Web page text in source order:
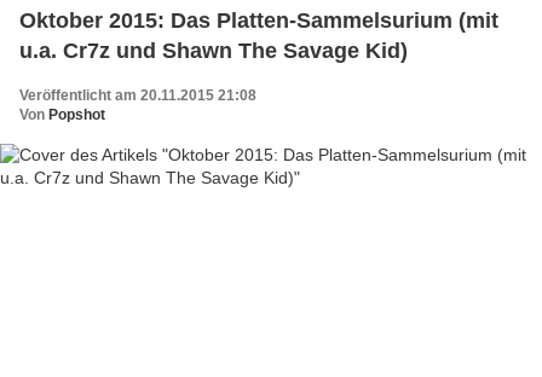
Oktober 2015: Das Platten-Sammelsurium (mit
u.a. Cr7z und Shawn The Savage Kid)
Veröffentlicht am 20.11.2015 21:08
Von Popshot